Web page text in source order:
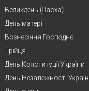
Великдень (Пасха)
День матері
Вознесіння Господнє
Трійця
День Конституції України
День Незалежності